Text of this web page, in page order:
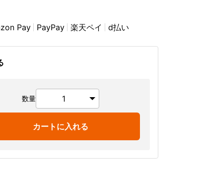
Pay PayPay 楽天ペイ d払い
数量
カートに入れる